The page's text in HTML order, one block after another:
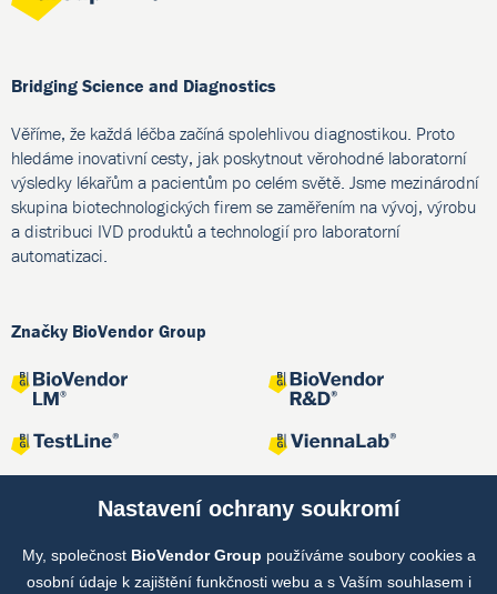
Bridging Science and Diagnostics
Věříme, že každá léčba začíná spolehlivou diagnostikou. Proto
hledáme inovativní cesty, jak poskytnout věrohodné laboratorní
výsledky lékařům a pacientům po celém světě. Jsme mezinárodní
skupina biotechnologických firem se zaměřením na vývoj, výrobu
a distribuci IVD produktů a technologií pro laboratorní
automatizaci.
Značky BioVendor Group
Společné projekty
Nastavení ochrany soukromí
My, společnost BioVendor Group používáme soubory cookies a
osobní údaje k zajištění funkčnosti webu a s Vaším souhlasem i